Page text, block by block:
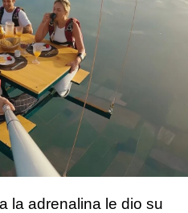
18:24
la adrenalina le dio su